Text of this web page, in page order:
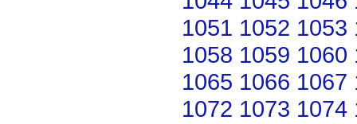
1051 1052 1053
1058 1059 1060
1065 1066 1067
1072 1073 1074